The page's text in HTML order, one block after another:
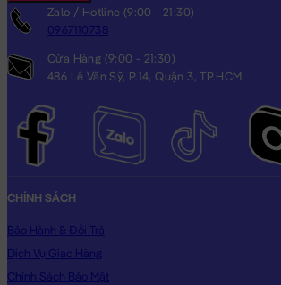
Zalo / Hotline (9:00 - 21:30)
0967110738
Cửa Hàng (9:00 - 21:30)
486 Lê Văn Sỹ, P.14, Quận 3, TP.HCM
CHÍNH SÁCH
Bảo Hành & Đổi Trả
Dịch Vụ Giao Hàng
Chính Sách Bảo Mật